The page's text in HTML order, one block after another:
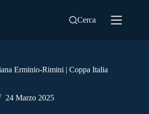
Cerca
Erminio-Rimini | Coppa Italia
24 Marzo 2025